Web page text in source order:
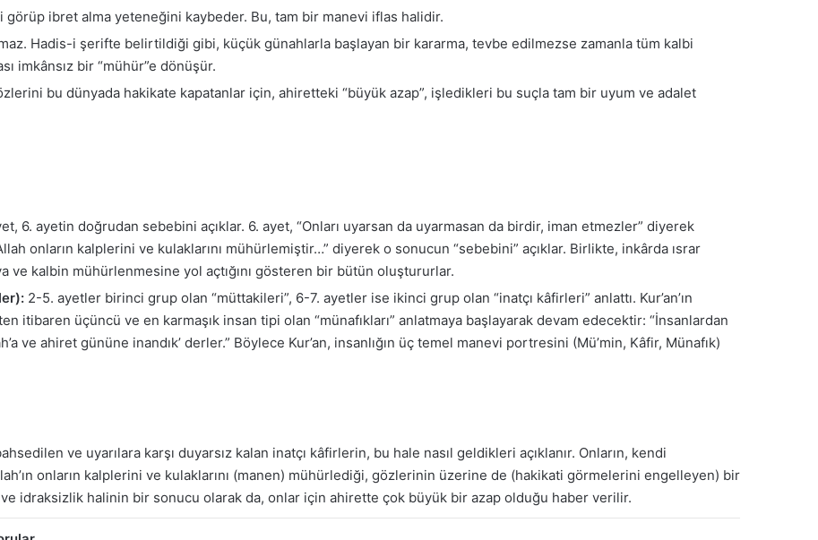
ibret alma yeteneğini kaybeder. Bu, tam bir manevi iflas halidir.
Hadis-i şerifte belirtildiği gibi, küçük günahlarla başlayan bir kararma, tevbe edilmezse zamanla tüm kalbi
imkânsız bir “mühür”e dönüşür.
bu dünyada hakikate kapatanlar için, ahiretteki “büyük azap”, işledikleri bu suçla tam bir uyum ve adalet
6. ayetin doğrudan sebebini açıklar. 6. ayet, “Onları uyarsan da uyarmasan da birdir, iman etmezler” diyerek
onların kalplerini ve kulaklarını mühürlemiştir…” diyerek o sonucun “sebebini” açıklar. Birlikte, inkârda ısrar
ve kalbin mühürlenmesine yol açtığını gösteren bir bütün oluştururlar.
2-5. ayetler birinci grup olan “müttakileri”, 6-7. ayetler ise ikinci grup olan “inatçı kâfirleri” anlattı. Kur’an’ın
itibaren üçüncü ve en karmaşık insan tipi olan “münafıkları” anlatmaya başlayarak devam edecektir: “İnsanlardan
ve ahiret gününe inandık’ derler.” Böylece Kur’an, insanlığın üç temel manevi portresini (Mü’min, Kâfir, Münafık)
ve uyarılara karşı duyarsız kalan inatçı kâfirlerin, bu hale nasıl geldikleri açıklanır. Onların, kendi
onların kalplerini ve kulaklarını (manen) mühürlediği, gözlerinin üzerine de (hakikati görmelerini engelleyen) bir
idraksizlik halinin bir sonucu olarak da, onlar için ahirette çok büyük bir azap olduğu haber verilir.